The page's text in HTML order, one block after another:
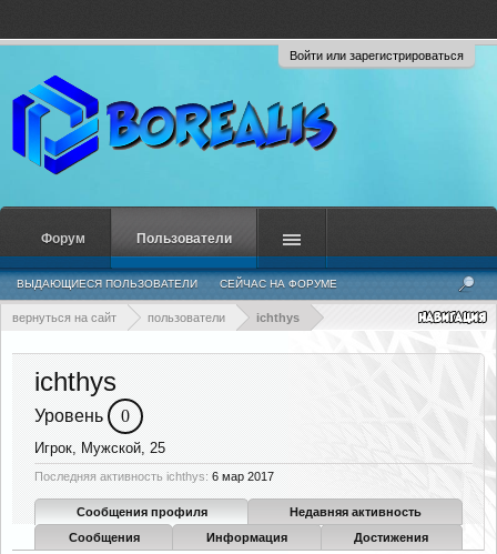
Войти или зарегистрироваться
вернуться на сайт пользователи ichthys
ichthys
Уровень 0
Игрок, Мужской, 25
Последняя активность ichthys: 6 мар 2017
Сообщения профиля
Недавняя активность
Сообщения
Информация Достижения
Форум Пользователи
ВЫДАЮЩИЕСЯ ПОЛЬЗОВАТЕЛИ СЕЙЧАС НА ФОРУМЕ
НЕДАВНЯЯ АКТИВНОСТЬ НОВЫЕ СООБЩЕНИЯ ПРОФИЛЯ